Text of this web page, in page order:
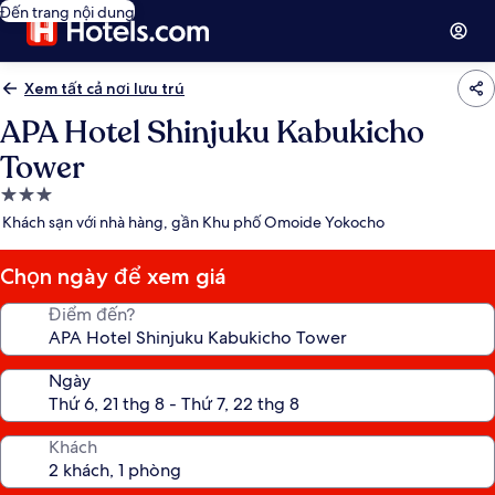
Đến trang nội dung
Xem tất cả nơi lưu trú
APA Hotel Shinjuku Kabukicho
Tower
Nơi
lưu
3.0
sao
Khách sạn với nhà hàng, gần Khu phố Omoide Yokocho
Chọn ngày để xem giá
Điểm đến?
Ngày
Khách